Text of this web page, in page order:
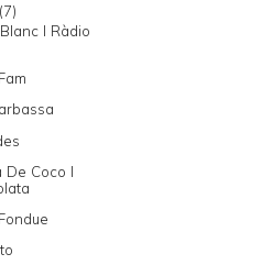
(7)
I Ràdio
De Coco I